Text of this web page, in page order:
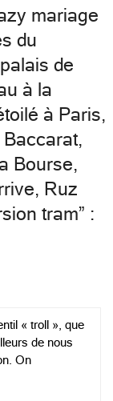
mariage
du
de
à la
à Paris,
Bourse,
Ruz
tram” :
« troll », que
de nous
On